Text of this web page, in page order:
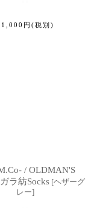
円 (税別)
/ OLDMAN'S
ラ紡Socks [ヘザーグ
レー]